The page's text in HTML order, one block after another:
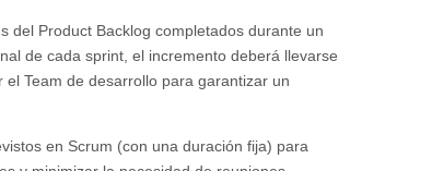
del Product Backlog completados durante un
de cada sprint, el incremento deberá llevarse
Team de desarrollo para garantizar un
en Scrum (con una duración fija) para